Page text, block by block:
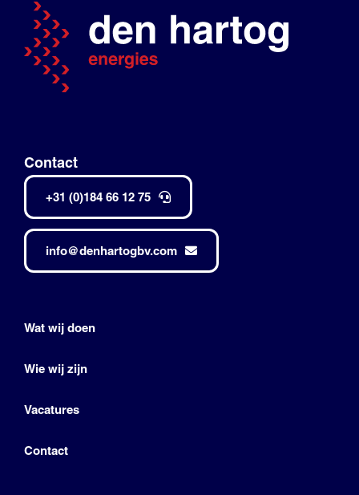
Contact
+31 (0)184 66 12 75
info@denhartogbv.com
Wat wij doen
Wie wij zijn
Vacatures
Contact